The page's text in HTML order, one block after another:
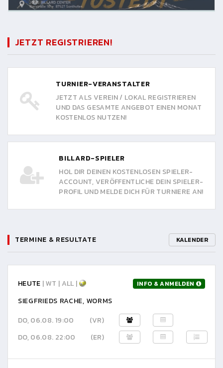
JETZT REGISTRIEREN!
TURNIER-VERANSTALTER
JETZT ALS VEREIN / LOKAL REGISTRIEREN
UND DAS GESAMTE ANGEBOT EINEN MONAT
KOSTENLOS NUTZEN!
BILLARD-SPIELER
HOL DIR DEINEN KOSTENLOSEN SPIELER-
ACCOUNT, VERÖFFENTLICHE DEIN SPIELER-
PROFIL UND MELDE DICH FÜR TURNIERE AN!
TERMINE & RESULTATE KALENDER
HEUTE | WT | ALL | INFO & ANMELDEN
SIEGFRIEDS RACHE, WORMS
DO, 06.08. 19:00
(VR)
DO, 06.08. 22:00
(ER)